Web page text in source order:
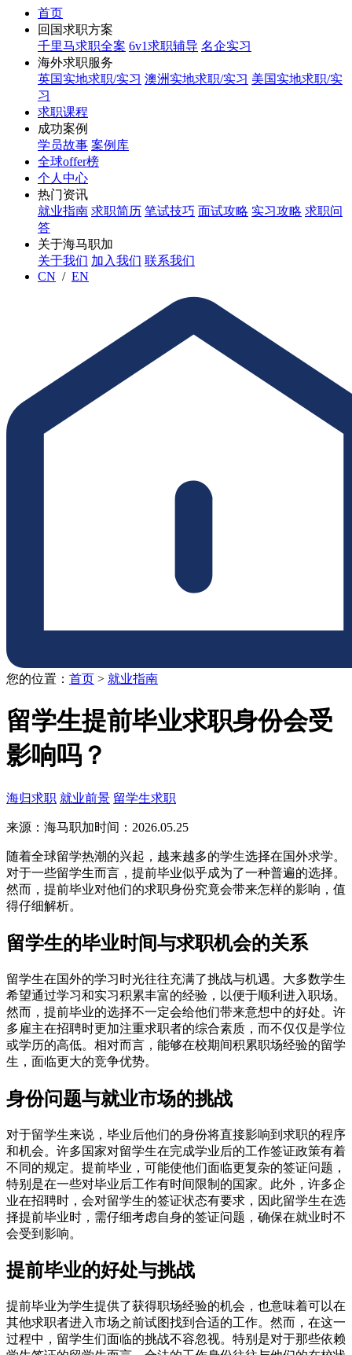
首页
回国求职方案
千里马求职全案 6v1求职辅导 名企实习
海外求职服务
英国实地求职/实习 澳洲实地求职/实习 美国实地求职/实
习
求职课程
成功案例
学员故事 案例库
全球offer榜
个人中心
热门资讯
就业指南 求职简历 笔试技巧 面试攻略 实习攻略 求职问
答
关于海马职加
关于我们 加入我们 联系我们
CN / EN
您的位置： 首页 > 就业指南
留学生提前毕业求职身份会受
影响吗？
海归求职 就业前景 留学生求职
来源：海马职加时间：2026.05.25
随着全球留学热潮的兴起，越来越多的学生选择在国外求学。
对于一些留学生而言，提前毕业似乎成为了一种普遍的选择。
然而，提前毕业对他们的求职身份究竟会带来怎样的影响，值
得仔细解析。
留学生的毕业时间与求职机会的关系
留学生在国外的学习时光往往充满了挑战与机遇。大多数学生
希望通过学习和实习积累丰富的经验，以便于顺利进入职场。
然而，提前毕业的选择不一定会给他们带来意想中的好处。许
多雇主在招聘时更加注重求职者的综合素质，而不仅仅是学位
或学历的高低。相对而言，能够在校期间积累职场经验的留学
生，面临更大的竞争优势。
身份问题与就业市场的挑战
对于留学生来说，毕业后他们的身份将直接影响到求职的程序
和机会。许多国家对留学生在完成学业后的工作签证政策有着
不同的规定。提前毕业，可能使他们面临更复杂的签证问题，
特别是在一些对毕业后工作有时间限制的国家。此外，许多企
业在招聘时，会对留学生的签证状态有要求，因此留学生在选
择提前毕业时，需仔细考虑自身的签证问题，确保在就业时不
会受到影响。
提前毕业的好处与挑战
提前毕业为学生提供了获得职场经验的机会，也意味着可以在
其他求职者进入市场之前试图找到合适的工作。然而，在这一
过程中，留学生们面临的挑战不容忽视。特别是对于那些依赖